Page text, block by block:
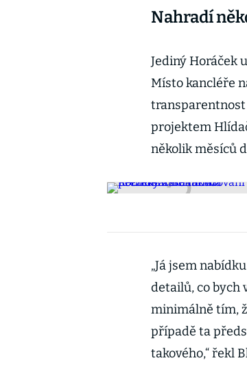
Nahradí
Jediný Horáček
Místo kancléře
transparentnost
projektem
několik měsíců
„Já jsem
detailů, co bych
minimálně tím,
případě ta
takového,“ řekl